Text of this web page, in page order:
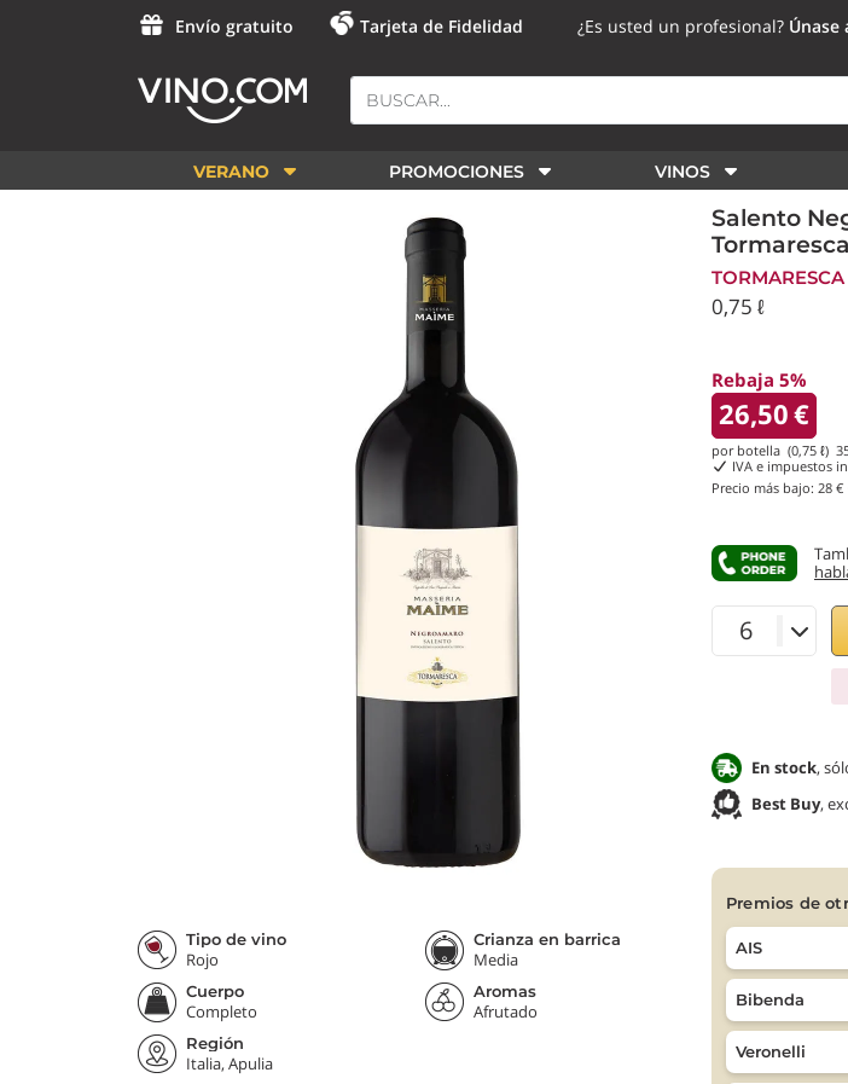
Envío gratuito Tarjeta de Fidelidad ¿Es usted un profesional? Únase
VERANO PROMOCIONES VINOS
Tipo de vino
Rojo
Crianza en barrica
Media
Cuerpo
Completo
Aromas
Afrutado
Región
Italia, Apulia
Salento
Tormaresca
TORMARESCA
0,75 ℓ
Rebaja 5%
26,50€
por botella (0,75 ℓ)
IVA e impuestos
Precio más bajo: 28 €
En stock,
Best Buy,
premios de
AIS
Bibenda
Veronelli